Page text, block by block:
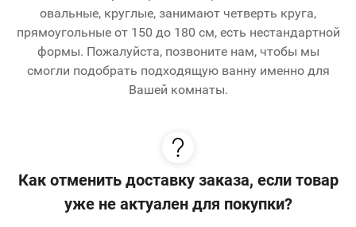
овальные, круглые, занимают четверть круга,
прямоугольные от 150 до 180 см, есть нестандартной
формы. Пожалуйста, позвоните нам, чтобы мы
смогли подобрать подходящую ванну именно для
Вашей комнаты.
Как отменить доставку заказа, если товар
уже не актуален для покупки?